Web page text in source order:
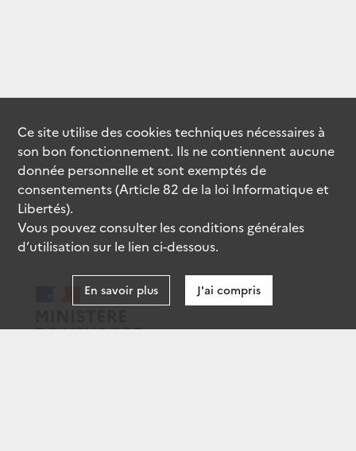
Ce site utilise descookiestechniques nécessaires à
son bon fonctionnement. Ils ne contiennent aucune
donnée personnelle et sont exemptés de
consentements (Article 82 de la loi Informatique et
Libertés).
Vous pouvez consulter les conditions générales
d’utilisation sur le lien ci-dessous.
En savoir plus J'ai compris